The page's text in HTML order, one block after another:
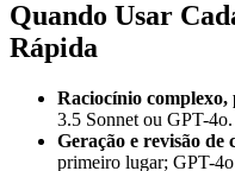
Quando Usar
Rápida
Raciocínio complexo,
3.5 Sonnet ou GPT-
Geração e revisão de
primeiro lugar; GPT-